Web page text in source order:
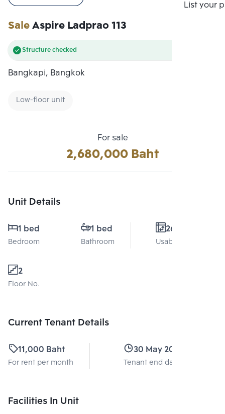
List your
SaleAspire Ladprao 113
Structure checked
Bangkapi, Bangkok
Low-floor unit
For sale
2,680,000 Baht
Unit Details
1 bed
Bedroom
1 bed
Bathroom
26 Sq.m.
Usable area
2
Floor No.
Current Tenant Details
11,000 Baht
For rent per month
30 May 2025
Tenant end date
Facilities In Unit